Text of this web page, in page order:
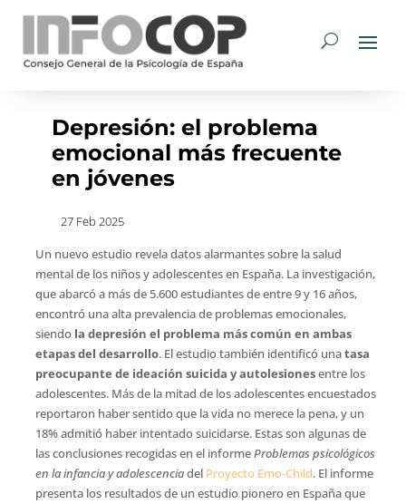
Depresión: el problema
emocional más frecuente
en jóvenes
27 Feb 2025
Un nuevo estudio revela datos alarmantes sobre la salud
mental de los niños y adolescentes en España. La investigación,
que abarcó a más de 5.600 estudiantes de entre 9 y 16 años,
encontró una alta prevalencia de problemas emocionales,
siendo la depresión el problema más común en ambas
etapas del desarrollo. El estudio también identificó unatasa
preocupante de ideación suicida y autolesionesentre los
adolescentes. Más de la mitad de los adolescentes encuestados
reportaron haber sentido que la vida no merece la pena, y un
18% admitió haber intentado suicidarse. Estas son algunas de
las conclusiones recogidas en el informeProblemas psicológicos
en la infancia y adolescenciadel Proyecto Emo-Child. El informe
presenta los resultados de un estudio pionero en España que